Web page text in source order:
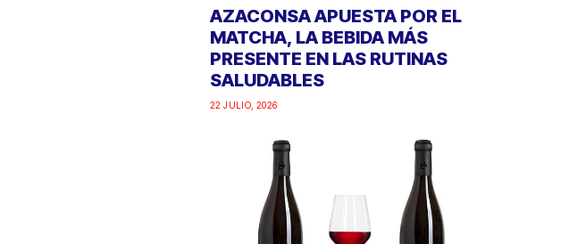
AZACONSA APUESTA POR EL
MATCHA, LA BEBIDA MÁS
PRESENTE EN LAS RUTINAS
SALUDABLES
22 JULIO, 2026